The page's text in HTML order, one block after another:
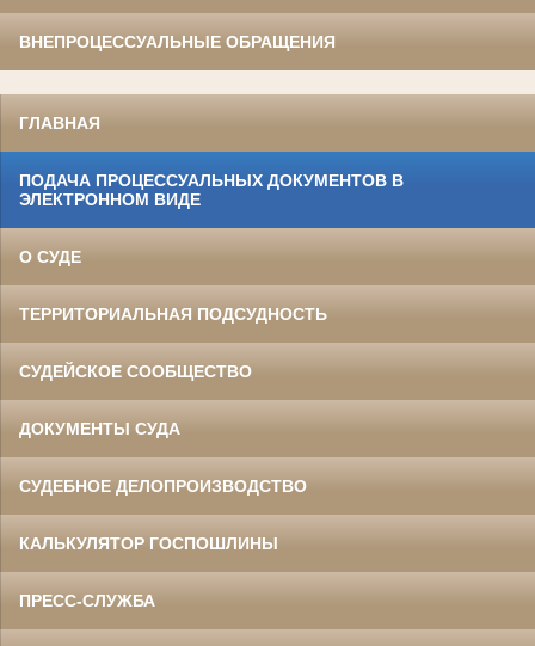
ВНЕПРОЦЕССУАЛЬНЫЕ ОБРАЩЕНИЯ
ГЛАВНАЯ
ПОДАЧА ПРОЦЕССУАЛЬНЫХ ДОКУМЕНТОВ В
ЭЛЕКТРОННОМ ВИДЕ
О СУДЕ
ТЕРРИТОРИАЛЬНАЯ ПОДСУДНОСТЬ
СУДЕЙСКОЕ СООБЩЕСТВО
ДОКУМЕНТЫ СУДА
СУДЕБНОЕ ДЕЛОПРОИЗВОДСТВО
КАЛЬКУЛЯТОР ГОСПОШЛИНЫ
ПРЕСС-СЛУЖБА